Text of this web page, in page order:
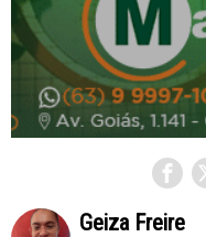
Geiza Freire